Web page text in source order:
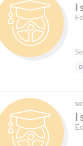
I
I